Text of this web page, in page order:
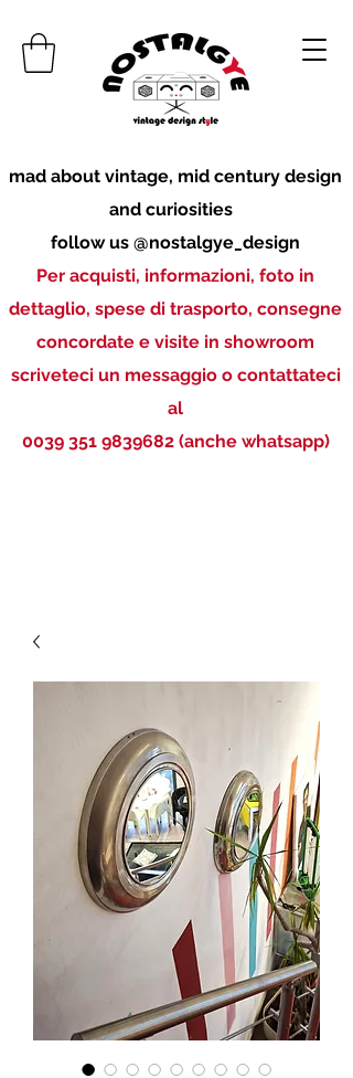
mad about vintage, mid century design
and curiosities
follow us @nostalgye_design
Per acquisti, informazioni, foto in
dettaglio, spese di trasporto, consegne
concordate e visite in showroom
scriveteci un messaggio o contattateci
al
0039 351 9839682(anche whatsapp)